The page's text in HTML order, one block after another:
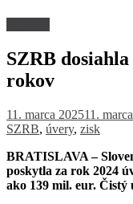
SZRB
rokov
11. marca 202511.
SZRB, úvery, zisk
BRATISLAVA –
poskytla za rok 2024
ako 139 mil. eur. Čistý